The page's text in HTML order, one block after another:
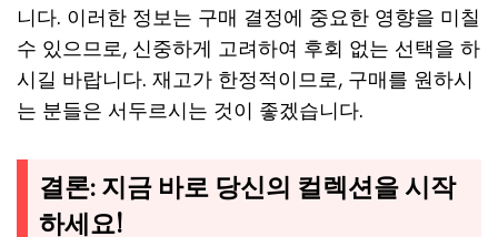
니다. 이러한 정보는 구매 결정에 중요한 영향을 미칠
수 있으므로, 신중하게 고려하여 후회 없는 선택을 하
시길 바랍니다. 재고가 한정적이므로, 구매를 원하시
는 분들은 서두르시는 것이 좋겠습니다.
결론: 지금 바로 당신의 컬렉션을 시작
하세요!